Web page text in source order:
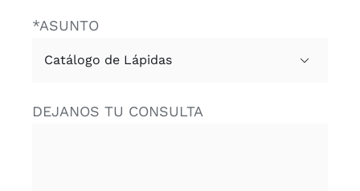
*ASUNTO

DEJANOS TU CONSULTA